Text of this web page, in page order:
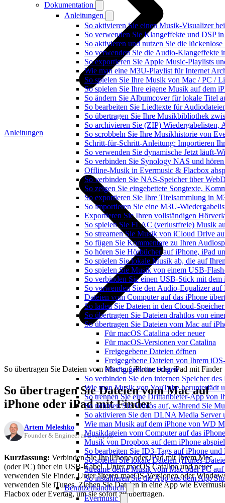
Dokumentation
Anleitungen
So aktivieren Sie einen Musik-Visualizer
So verwenden Sie Klangeffekte und DSP
So aktivieren und nutzen Sie die
So verwenden Sie die Audio-Klangeffekte
So exportieren Sie Apple Music-Playlists
Wie man eine M3U-Playlist für Internet
So spielen Sie Ihre Musik von Mac / PC /
So spielen Sie Ihre eigene Musik auf dem
So ändern Sie Albumcover für lokale Titel
So bearbeiten Sie Liedtexte für
So übertragen Sie Ihre Musikbibliothek
So archivieren Sie (ZIP) Wiedergabelisten,
So scrobbeln Sie Ihre Musikhistorie von
Schritt-für-Schritt-Anleitung: Importieren
So verwenden Sie dynamische Jetzt läuft-
So verbinden Sie Synology NAS und
Offline-Musik in Evermusic & Flacbox
So verbinden Sie NAS-Speicher über
So zeigen Sie eingebettete Songtexte,
So exportieren Sie Ihre Titelsammlung in
So importieren Sie eine M3U-
Exportieren Sie Ihren vollständigen
So spielen Sie FLAC (verlustfreie) Musik
So streamen Sie Musik von iCloud Drive
So fügen Sie Kommentare zu Ihren
So hören Sie Hörbücher auf iPhone, iPad
So spielen Sie lokale Musik ab, die auf
So spielen Sie Musik von einem USB-
So verbinden Sie einen USB-Stick mit
So verwenden Sie den Audio-Equalizer
Dateien vom Computer auf das iPhone
So laden Sie Dateien in den Cloud-
So übertragen Sie Dateien drahtlos von
So übertragen Sie Dateien vom Mac auf
Für macOS Catalina oder neuer
Für macOS-Versionen vor Catalina
Freigegebene Dateien öffnen
Freigegebene Dateien von Ihrem
Häufig gestellte Fragen
So verbinden Sie den internen Speicher
Wie man Musik von YouTube herunterlädt
So trennen Sie eine Drittanbieter-App von
So nehmen Sie Videos auf, während Sie
So aktivieren Sie den DLNA Media Server
Wie man Musik auf dem iPhone von WD
Musikdateien vom Computer auf das
Musik von Dropbox auf dem iPhone
So bearbeiten Sie ID3-Tags auf iPhone und
So spielen Sie lokale Dateien (iTunes-
Streame deine Musik vom Mac oder PC
So installieren Sie die App aus dem App
Benutzerhandbuch
Evermusic
Anleitungen
So übertragen Sie Dateien vom Mac auf iPhone oder iPad mit Finder
So übertragen Sie Dateien vom Mac auf
iPhone oder iPad mit Finder
Artem Meleshko
Founder & Engineer at Everappz
Kurzfassung: Verbinden Sie Ihr iPhone oder iPad mit Ihrem Mac
(oder PC) über ein USB-Kabel. Unter macOS Catalina und neuer
verwenden Sie Finder. Unter älteren macOS-Versionen oder
verwenden Sie iTunes. Ziehen Sie Dateien in eine App wie
Flacbox oder Evertag, um sie sofort zu übertragen.